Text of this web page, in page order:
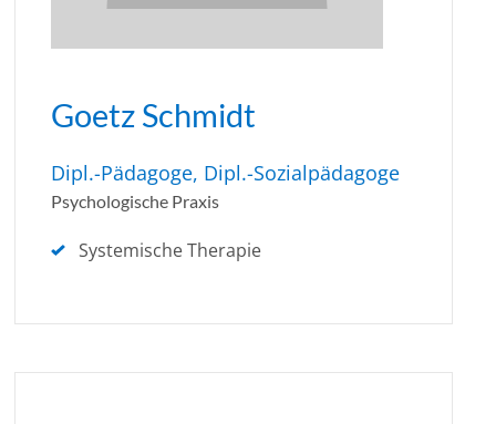
Goetz Schmidt
Dipl.-Pädagoge, Dipl.-Sozialpädagoge
Psychologische Praxis
Systemische Therapie